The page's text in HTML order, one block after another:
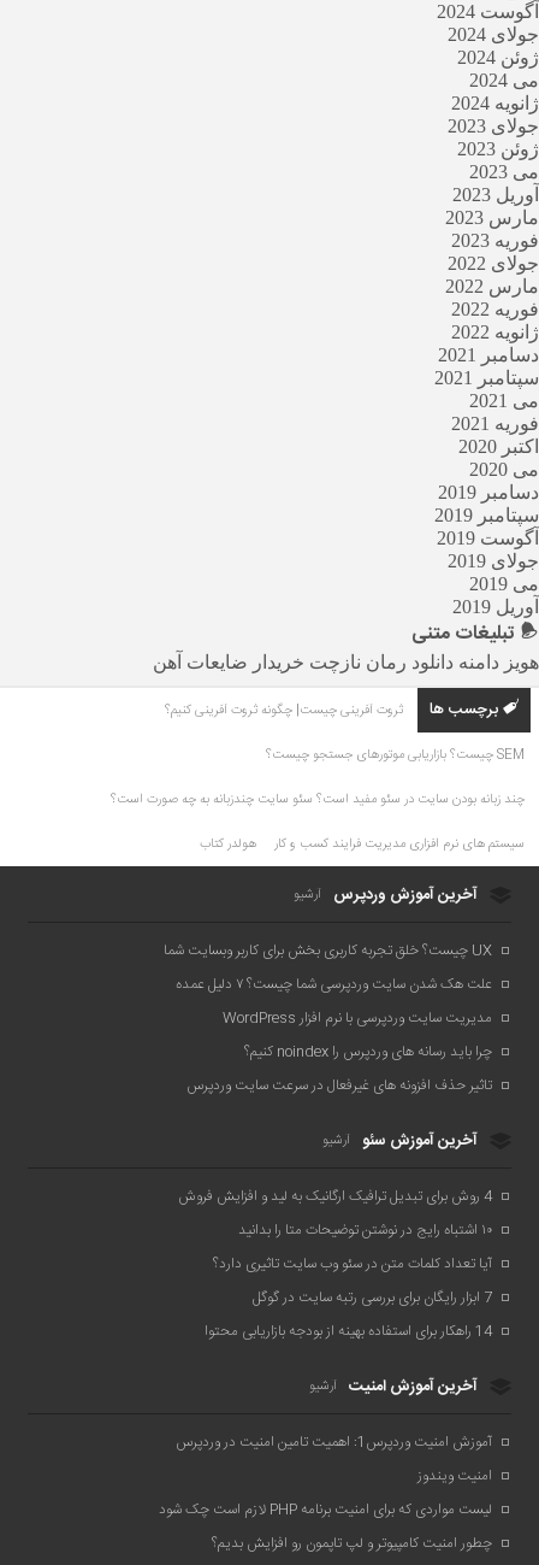
آگوست 2024
جولای 2024
ژوئن 2024
می 2024
ژانویه 2024
جولای 2023
ژوئن 2023
می 2023
آوریل 2023
مارس 2023
فوریه 2023
جولای 2022
مارس 2022
فوریه 2022
ژانویه 2022
دسامبر 2021
سپتامبر 2021
می 2021
فوریه 2021
اکتبر 2020
می 2020
دسامبر 2019
سپتامبر 2019
آگوست 2019
جولای 2019
می 2019
آوریل 2019
تبلیغاتمتنی
هویز دامنه دانلود رمان نازچت خریدار ضایعات آهن
برچسب ها ثروت آفرینی چیست| چگونه ثروت آفرینی کنیم؟
SEM چیست؟ بازاریابی موتورهای جستجو چیست؟
چند زبانه بودن سایت در سئو مفید است؟ سئو سایت چندزبانه به چه صورت است؟
سیستم های نرم افزاری مدیریت فرایند کسب و کار هولدر کتاب
آخرین آموزش وردپرس آرشیو
UX چیست؟ خلق تجربه کاربری بخش برای کاربر وبسایت شما
علت هک شدن سایت وردپرسی شما چیست؟ ۷ دلیل عمده
مدیریت سایت وردپرسی با نرم افزار WordPress
چرا باید رسانه های وردپرس را noindex کنیم؟
تاثیر حذف افزونه های غیرفعال در سرعت سایت وردپرس
آخرین آموزش سئو آرشیو
4 روش برای تبدیل ترافیک ارگانیک به لید و افزایش فروش
۱۰ اشتباه رایج در نوشتن توضیحات متا را بدانید
آیا تعداد کلمات متن در سئو وب سایت تاثیری دارد؟
7 ابزار رایگان برای بررسی رتبه سایت در گوگل
14 راهکار برای استفاده بهینه از بودجه بازاریابی محتوا
آخرین آموزش امنیت آرشیو
آموزش امنیت وردپرس1: اهمیت تامین امنیت در وردپرس
امنیت ویندوز
لیست مواردی که برای امنیت برنامه PHP لازم است چک شود
چطور امنیت کامپیوتر و لپ تاپمون رو افزایش بدیم؟